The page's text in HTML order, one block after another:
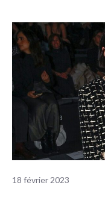
18 février 2023